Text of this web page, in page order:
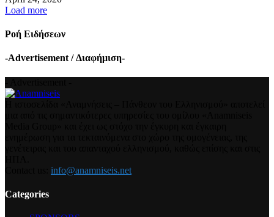
Load more
Ροή Ειδήσεων
-Advertisement / Διαφήμιση-
info@anamniseis.net
Categories